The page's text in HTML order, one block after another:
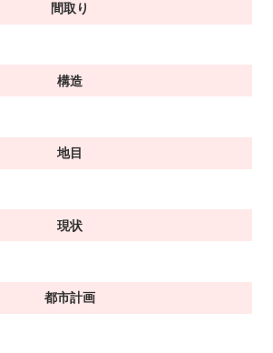
間取り
構造
地目
現状
都市計画